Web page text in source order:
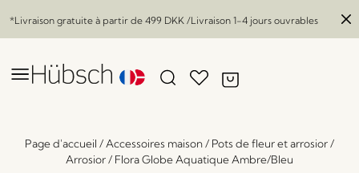
*Livraison gratuite à partir de 499 DKK /Livraison 1-4 jours ouvrables
Page d'accueil / Accessoires maison/ Pots de fleur et arrosior/
Arrosior/ Flora Globe Aquatique Ambre/Bleu